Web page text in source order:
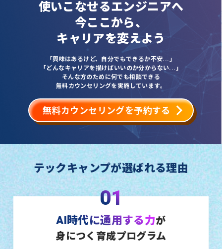
使いこなせるエンジニアへ
今ここから、
キャリアを変えよう
「興味はあるけど、自分でもできるか不安...」
「どんなキャリアを描けばいいのか分からない...」
そんな方のために何でも相談できる
無料カウンセリングを実施しています。
無料カウンセリングを予約する
テックキャンプが選ばれる理由
01
AI時代に通用する力が
身につく育成プログラム